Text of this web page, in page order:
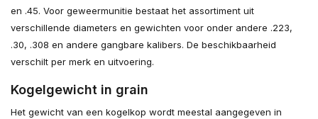
en .45. Voor geweermunitie bestaat het assortiment uit
verschillende diameters en gewichten voor onder andere .223,
.30, .308 en andere gangbare kalibers. De beschikbaarheid
verschilt per merk en uitvoering.
Kogelgewicht in grain
Het gewicht van een kogelkop wordt meestal aangegeven in